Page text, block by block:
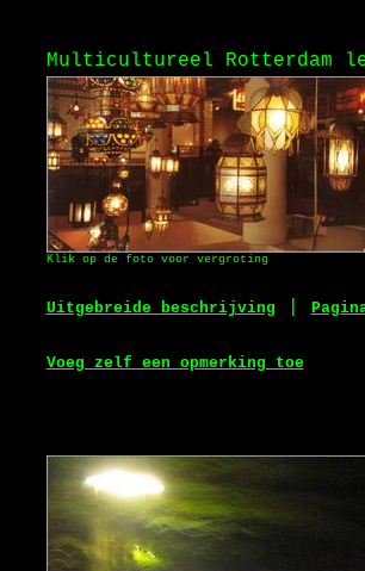
Multicultureel Rotterdam
Klik op de foto voor vergroting
Uitgebreide beschrijving
Voeg zelf een opmerking toe